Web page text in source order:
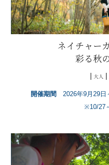
ネイチャー
彩る秋
大人
開催期間
2026年9月29日
※10/27